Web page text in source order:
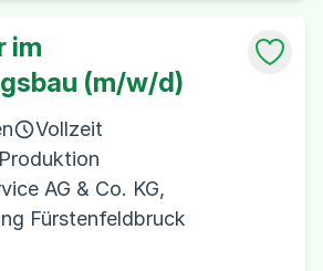
im
(m/w/d)
Vollzeit
AG & Co. KG,
Fürstenfeldbruck